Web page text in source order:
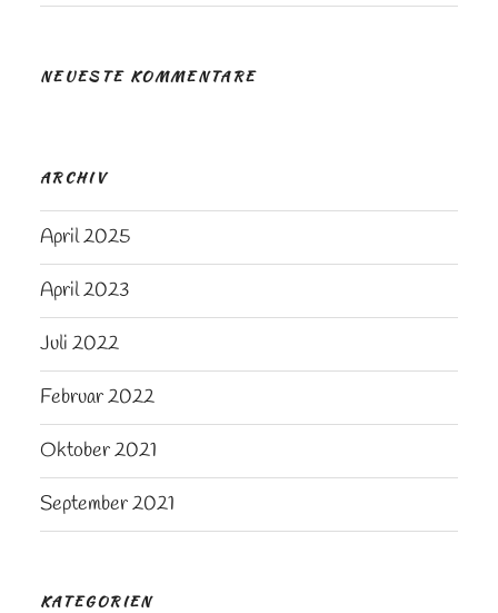
NEUESTE KOMMENTARE
ARCHIV
April 2025
April 2023
Juli 2022
Februar 2022
Oktober 2021
September 2021
KATEGORIEN